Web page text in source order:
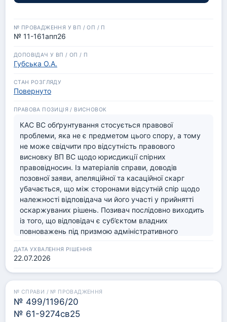
№ 11-161апп26
Губська О.А.
Повернуто
КАС ВС обґрунтування стосується правової
проблеми, яка не є предметом цього спору, а тому
не може свідчити про відсутність правового
висновку ВП ВС щодо юрисдикції спірних
правовідносин. Із матеріалів справи, доводів
позовної заяви, апеляційної та касаційної скарг
убачається, що між сторонами відсутній спір щодо
належності відповідача чи його участі у прийнятті
оскаржуваних рішень. Позивач послідовно виходить
із того, що відповідач є суб’єктом владних
повноважень під призмою адміністративного
до особи, яка не приймала оскаржуваного рішення,
у цій справі не виникало, сторонами не
порушувалося та судами попередніх інстанцій не
Зважаючи на неподібність правовідносин та
недотримання вимог ч.6 ст.346 КАС України, ВП ВС
не вбачає передбачених зазначеною нормою підстав
22.07.2026
№ 499/1196/20
№ 61-9274св25